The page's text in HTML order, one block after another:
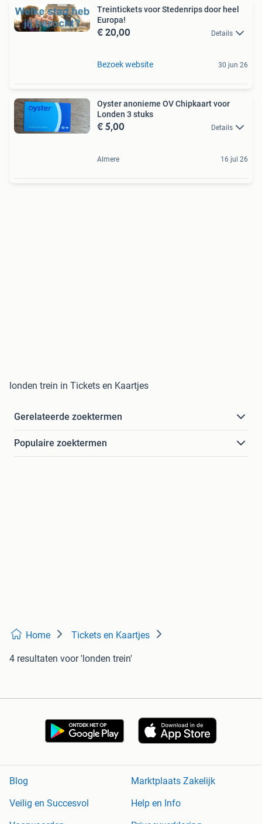
Treintickets voor Stedenrips door heel
Europa!
€ 20,00 Details
Bezoek website 30 jun 26
Oyster anonieme OV Chipkaart voor
Londen 3 stuks
€ 5,00 Details
Almere 16 jul 26
londen trein in Tickets en Kaartjes
Gerelateerde zoektermen
Populaire zoektermen
Home Tickets en Kaartjes
4 resultaten voor 'londen trein'
Blog
Marktplaats Zakelijk
Veilig en Succesvol
Help en Info